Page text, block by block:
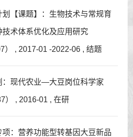
划【课题】：生物技术与常规育
术体系优化及应用研究
） , 2017-01 -2022-06 , 结题
：现代农业—大豆岗位科学家
） , 2016-01 , 在研
项：营养功能型转基因大豆新品